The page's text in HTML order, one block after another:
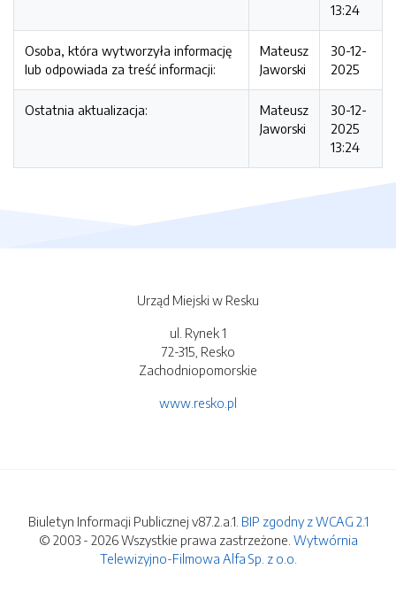
13:24
Osoba, która wytworzyła informację
lub odpowiada za treść informacji:
Mateusz
Jaworski
30-12-
2025
Ostatnia aktualizacja:
Mateusz
Jaworski
30-12-
2025
13:24
Urząd Miejski w Resku
ul. Rynek 1
72-315, Resko
Zachodniopomorskie
www.resko.pl
Biuletyn Informacji Publicznej v87.2.a.1. BIP zgodny z WCAG 2.1
© 2003 - 2026 Wszystkie prawa zastrzeżone. Wytwórnia
Telewizyjno-Filmowa Alfa Sp. z o.o.